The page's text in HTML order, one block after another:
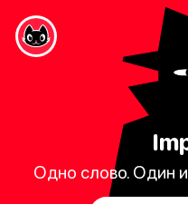
Одно слово. Один